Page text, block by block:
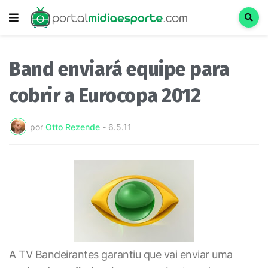
Band enviará equipe para
cobrir a Eurocopa 2012
por Otto Rezende - 6.5.11
A TV Bandeirantes garantiu que vai enviar uma